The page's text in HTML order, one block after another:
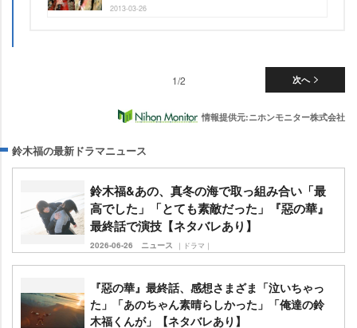
2013-03-26
次へ
1/2
情報提供元:ニホンモニター株式会社
鈴木福の最新ドラマニュース
鈴木福&あの、真冬の海で取っ組み合い「最
高でした」「とても素敵だった」『惡の華』
最終話で演技【ネタバレあり】
2026-06-26 ニュース ｜ドラマ｜
『惡の華』最終話、感想さまざま「泣いちゃっ
た」「あのちゃん素晴らしかった」「俺達の鈴
木福くんが」【ネタバレあり】